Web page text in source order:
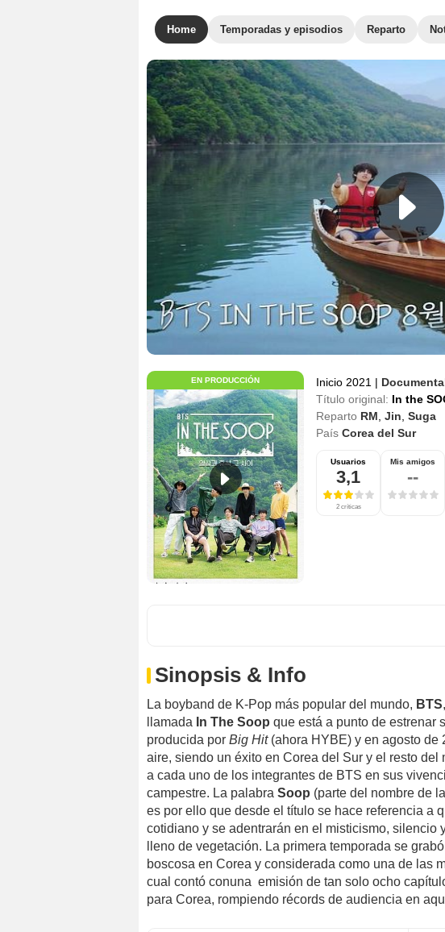
Home Temporadas y episodios Reparto
EN PRODUCCIÓN Inicio 2021 |
Título original: In the
Reparto RM Jin Suga
País Corea del Sur
Usuarios
3,1
2 críticas
Mis amigos
--
Sinopsis & Info
La boyband de K-Pop más popular del mundo, BTS
llamada In The Soop que está a punto de estrenar
producida por Big Hit(ahora HYBE) y en agosto de
aire, siendo un éxito en Corea del Sur y el resto del
a cada uno de los integrantes de BTS en sus
campestre. La palabra Soop (parte del nombre de
es por ello que desde el título se hace referencia a
cotidiano y se adentrarán en el misticismo, silencio
lleno de vegetación. La primera temporada se
boscosa en Corea y considerada como una de las
cual contó conuna emisión de tan solo ocho
para Corea, rompiendo récords de audiencia en